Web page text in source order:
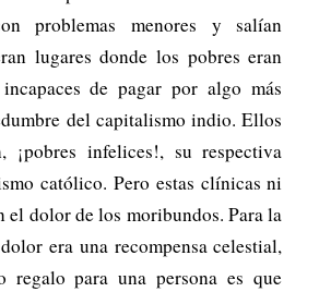
problemas menores y salían
lugares donde los pobres eran
de pagar por algo más
del capitalismo indio. Ellos
¡pobres infelices!, su respectiva
católico. Pero estas clínicas ni
el dolor de los moribundos. Para la
era una recompensa celestial,
regalo para una persona es que